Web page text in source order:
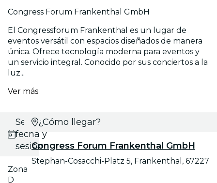
Congress Forum Frankenthal GmbH
El Congressforum Frankenthal es un lugar de
eventos versátil con espacios diseñados de manera
única. Ofrece tecnología moderna para eventos y
un servicio integral. Conocido por sus conciertos a la
luz...
Ver más
Selecciona
fecha y
sesión
Zona
D
¿Cómo llegar?
Congress Forum Frankenthal GmbH
Stephan-Cosacchi-Platz 5, Frankenthal, 67227